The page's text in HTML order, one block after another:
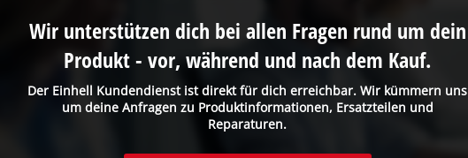
Der Einhell Kundendienst ist direkt für dich erreichbar. Wir kümmern uns
um deine Anfragen zu Produktinformationen, Ersatzteilen und
Reparaturen.
Wir unterstützen dich bei allen Fragen rund um dein
Produkt - vor, während und nach dem Kauf.